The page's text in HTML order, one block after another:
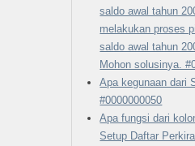
saldo awal tahun
melakukan proses
saldo awal tahun
Mohon solusinya.
Apa kegunaan dari
#0000000050
Apa fungsi dari
Setup Daftar